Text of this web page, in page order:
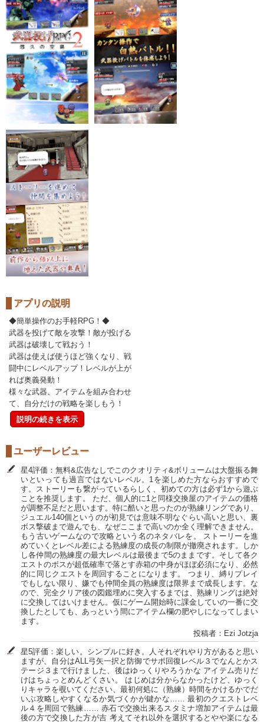
アプリの説明
◆簡単操作のお手軽RPG！◆
武器を投げて敵を攻撃！敵が投げる
武器は破壊して戦おう！
武器は使えば使うほど強くなり、戦
闘中にレベルアップ！レベルが上が
れば奥義発動！
様々な武器、アイテムを組み合わせ
て、自分だけの戦略を楽しもう！
説明の続きを表示
ユーザーレビュー
星4評価：無料&広告なしでこのクオリティ&ボリュームは大盤振る舞
いといっても過言ではないレベル。1を楽しめた方ならおすすめで
す。ストーリーも繋がっているらしく、初めての方は必ず1から遊ぶ
ことを推奨します。 ただ、個人的に1と同様交換屋のアイテムの価格
が調整不足だと思います。特に酷いと思ったのが熟練リングであり、
ジュエル140個というのが初見では意味不明なぐらい高いと思い、裏
ボス撃破まで遊んでも、なぜここまで高いのか全く理解できません。
もう古いゲームなので攻略という名のネタバレを。 ストーリーを進
めていくとレベル差による熟練度の成長の制限が撤廃されます。しか
し各仲間の熟練度の最大レベルは最後まで5のままです。そして各ク
エストのボスが超低確率で落とす赤箱の中身がほぼ必須になり、必然
的に同じクエストを周回することになります。 つまり、縛りプレイ
でもしない限り、嫌でも仲間全員の熟練度は限界まで成長します。な
ので、完全クリア後の図鑑埋めに突入するまでは、熟練リングは絶対
に交換してはいけません。仮にゲーム開始時に課金していの一番に交
換したとしても、あっという間にアイテム欄の肥やしになってしまい
ます。
投稿者：Ezi Jotzja
星5評価：楽しい。シンプルに好き。人それぞれやり方があると思い
ますが、自分はALL弓矢一択と防御でサポ回復レベル３でなんとかス
テージ３まで行けました、後はゆっくりやろうかな アイテム売りだ
けはちょっとめんどくさい。 はじめは分からなかったけど、ゆっく
りキャラを覗いてください、最初何処に（熟練）時間をかけるかでだ
いぶ攻略しやすくなるか気づくかが鍵かな…… 最初のクエストレベ
ル４を周回で熟練…… 赤石で交換出来るスタミナ増加アイテムは最
後の方で交換した方が吉 考えてそれ以外を選択するとやや楽になる